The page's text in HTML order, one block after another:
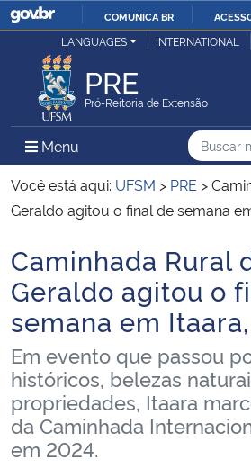
IR
COMUNICA BR
Ministério da Justiça e Segurança Pública
Ministério da Defesa
Ministério das Relações Exteriores
Ministério da Infraestrutura
Ministério da Agricultura, Pecuária e
Ministério da Educação
Ministério da Cidadania
LANGUAGES INTERNATIONAL
PRE
Pró-Reitoria de Extensão
Menu Menu Principal do Sítio
Busca
Busca:
Você está aqui: UFSM > PRE >
Geraldo agitou o final de semana
Início do conteúdo
Caminhada Rural
Geraldo agitou o
semana em Itaara,
Em evento que passou
históricos, belezas
propriedades, Itaara
da Caminhada
em 2024.